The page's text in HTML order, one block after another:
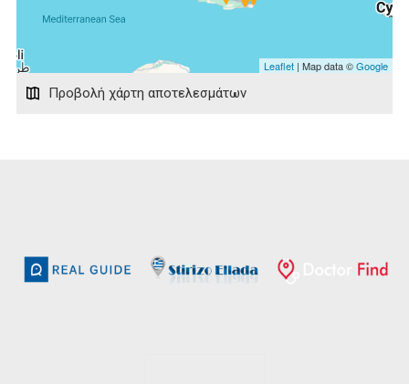
Leaflet | Map data ©Google
Προβολή χάρτη αποτελεσμάτων